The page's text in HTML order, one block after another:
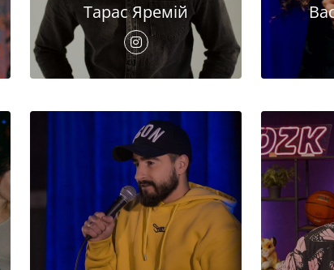
Тарас Яремій